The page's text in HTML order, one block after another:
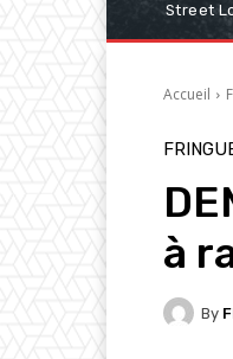
Street
Accueil
à
By